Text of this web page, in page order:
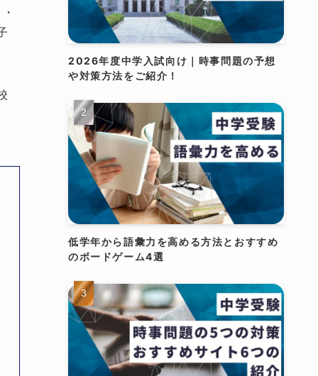
2026年度中学入試向け｜時事問題の予想
や対策方法をご紹介！
低学年から語彙力を高める方法とおすすめ
のボードゲーム4選